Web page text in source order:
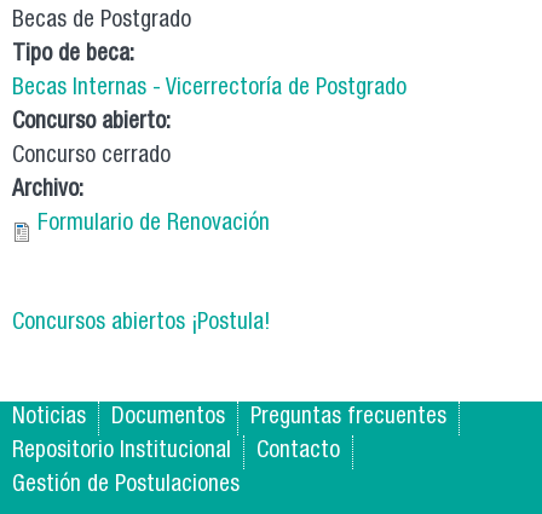
Becas de Postgrado
Tipo de beca:
Becas Internas - Vicerrectoría de Postgrado
Concurso abierto:
Concurso cerrado
Archivo:
Formulario de Renovación
Concursos abiertos ¡Postula!
Noticias Documentos
Preguntas frecuentes
Repositorio Institucional
Contacto
Gestión de Postulaciones